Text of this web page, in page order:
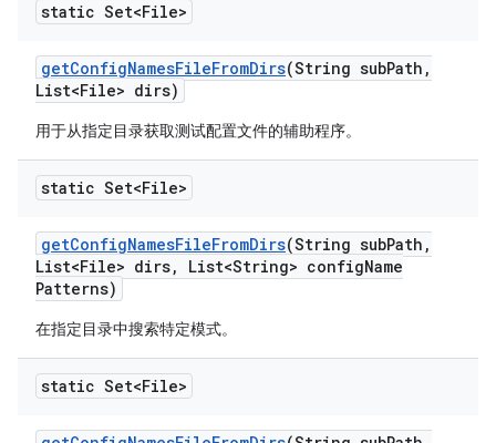
static Set<File>
getConfigNamesFileFromDirs(String subPath ,
List<File> dirs)
用于从指定目录获取测试配置文件的辅助程序。
static Set<File>
getConfigNamesFileFromDirs(String subPath ,
List<File> dirs, List<String> configName
Patterns)
在指定目录中搜索特定模式。
static Set<File>